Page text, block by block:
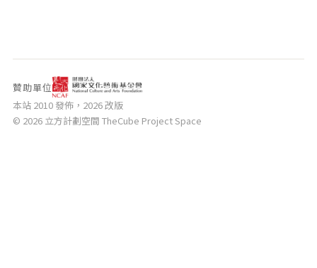
出版品
贊助單位
本站 2010 發佈，2026 改版
© 2026 立方計劃空間 TheCube Project Space